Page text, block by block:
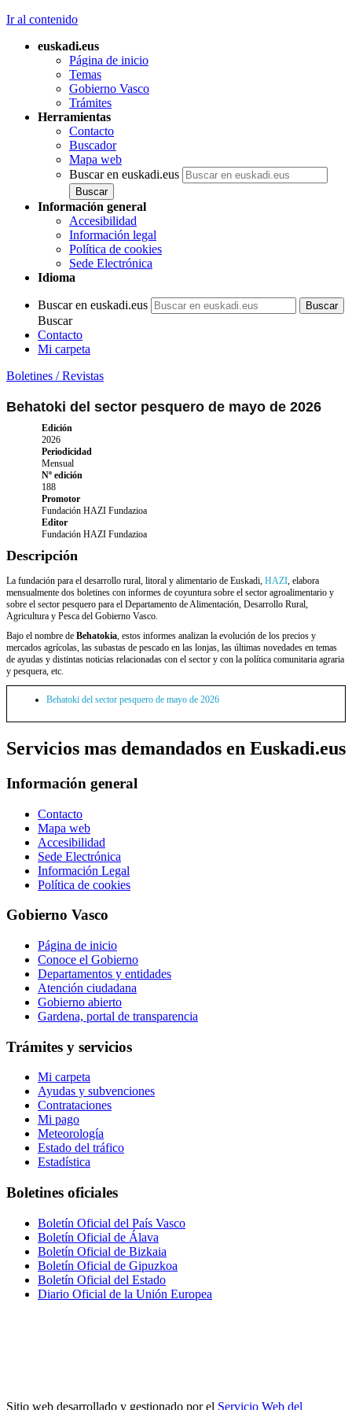
Ir al contenido
euskadi.eus
Página de inicio
Temas
Gobierno Vasco
Trámites
Herramientas
Contacto
Buscador
Mapa web
Buscar en euskadi.eus
Información general
Accesibilidad
Información legal
Política de cookies
Sede Electrónica
Idioma
Buscar en euskadi.eus
Buscar
Contacto
Mi carpeta
Boletines / Revistas
Behatoki del sector pesquero de mayo de 2026
Edición
2026
Periodicidad
Mensual
Nº edición
188
Promotor
Fundación HAZI Fundazioa
Editor
Fundación HAZI Fundazioa
Descripción
La fundación para el desarrollo rural, litoral y alimentario de Euskadi, HAZI, elabora
mensualmente dos boletines con informes de coyuntura sobre el sector agroalimentario y
sobre el sector pesquero para el Departamento de Alimentación, Desarrollo Rural,
Agricultura y Pesca del Gobierno Vasco.
Bajo el nombre de Behatokia, estos informes analizan la evolución de los precios y
mercados agrícolas, las subastas de pescado en las lonjas, las últimas novedades en temas
de ayudas y distintas noticias relacionadas con el sector y con la política comunitaria agraria
y pesquera, etc.
Behatoki del sector pesquero de mayo de 2026
Servicios mas demandados en Euskadi.eus
Información general
Contacto
Mapa web
Accesibilidad
Sede Electrónica
Información Legal
Política de cookies
Gobierno Vasco
Página de inicio
Conoce el Gobierno
Departamentos y entidades
Atención ciudadana
Gobierno abierto
Gardena, portal de transparencia
Trámites y servicios
Mi carpeta
Ayudas y subvenciones
Contrataciones
Mi pago
Meteorología
Estado del tráfico
Estadística
Boletines oficiales
Boletín Oficial del País Vasco
Boletín Oficial de Álava
Boletín Oficial de Bizkaia
Boletín Oficial de Gipuzkoa
Boletín Oficial del Estado
Diario Oficial de la Unión Europea
Sitio web desarrollado y gestionado por el Servicio Web del